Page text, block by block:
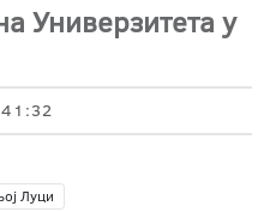
Универзитета у
Луци